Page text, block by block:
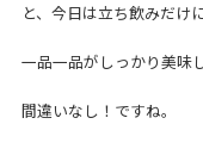
と、今日は立ち飲みだけ
一品一品がしっかり美味
間違いなし！ですね。